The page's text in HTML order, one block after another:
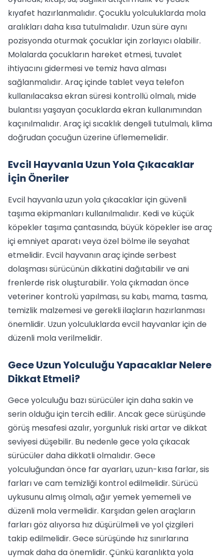
kıyafet hazırlanmalıdır. Çocuklu yolculuklarda mola
aralıkları daha kısa tutulmalıdır. Uzun süre aynı
pozisyonda oturmak çocuklar için zorlayıcı olabilir.
Molalarda çocukların hareket etmesi, tuvalet
ihtiyacını gidermesi ve temiz hava alması
sağlanmalıdır. Araç içinde tablet veya telefon
kullanılacaksa ekran süresi kontrollü olmalı, mide
bulantısı yaşayan çocuklarda ekran kullanımından
kaçınılmalıdır. Araç içi sıcaklık dengeli tutulmalı, klima
doğrudan çocuğun üzerine üflememelidir.
Evcil Hayvanla Uzun Yola Çıkacaklar
İçin Öneriler
Evcil hayvanla uzun yola çıkacaklar için güvenli
taşıma ekipmanları kullanılmalıdır. Kedi ve küçük
köpekler taşıma çantasında, büyük köpekler ise araç
içi emniyet aparatı veya özel bölme ile seyahat
etmelidir. Evcil hayvanın araç içinde serbest
dolaşması sürücünün dikkatini dağıtabilir ve ani
frenlerde risk oluşturabilir. Yola çıkmadan önce
veteriner kontrolü yapılması, su kabı, mama, tasma,
temizlik malzemesi ve gerekli ilaçların hazırlanması
önemlidir. Uzun yolculuklarda evcil hayvanlar için de
düzenli mola verilmelidir.
Gece Uzun Yolculuğu Yapacaklar Nelere
Dikkat Etmeli?
Gece yolculuğu bazı sürücüler için daha sakin ve
serin olduğu için tercih edilir. Ancak gece sürüşünde
görüş mesafesi azalır, yorgunluk riski artar ve dikkat
seviyesi düşebilir. Bu nedenle gece yola çıkacak
sürücüler daha dikkatli olmalıdır. Gece
yolculuğundan önce far ayarları, uzun-kısa farlar, sis
farları ve cam temizliği kontrol edilmelidir. Sürücü
uykusunu almış olmalı, ağır yemek yememeli ve
düzenli mola vermelidir. Karşıdan gelen araçların
farları göz alıyorsa hız düşürülmeli ve yol çizgileri
takip edilmelidir. Gece sürüşünde hız sınırlarına
uymak daha da önemlidir. Çünkü karanlıkta yola